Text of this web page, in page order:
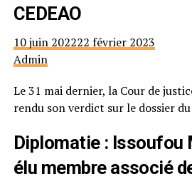
CEDEAO
10 juin 202222 février 2023
Admin
Le 31 mai dernier, la Cour de
rendu son verdict sur le dossier
Diplomatie : Issoufou
élu membre associé